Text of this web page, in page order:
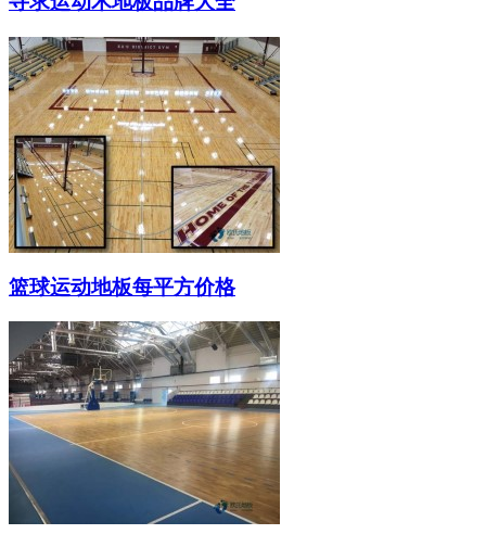
篮球运动地板每平方价格